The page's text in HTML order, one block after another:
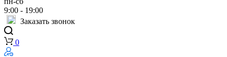
9:00 - 19:00
Заказать звонок
0